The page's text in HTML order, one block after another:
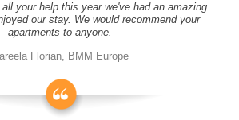
your help this year we've had an amazing
our stay. We would recommend your
apartments to anyone.
Florian, BMM Europe